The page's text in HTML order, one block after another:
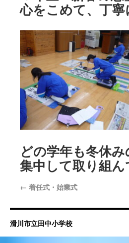
心をこめて、丁
どの学年も冬休
集中して取り組ん
← 着任式・始業式
滑川市立田中小学校